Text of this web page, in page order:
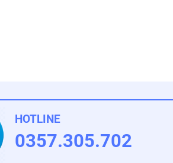
HOTLINE
0357.305.702